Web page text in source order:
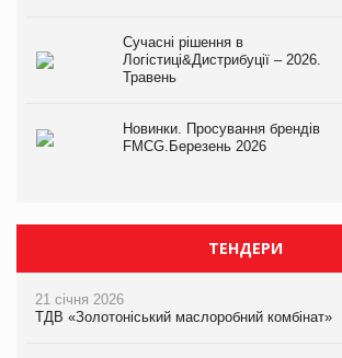
Сучасні рішення в
Логістиці&Дистрибуції – 2026.
Травень
Новинки. Просування брендів
FMCG.Березень 2026
ТЕНДЕРИ
21 січня 2026
ТДВ «Золотоніський маслоробний комбінат»